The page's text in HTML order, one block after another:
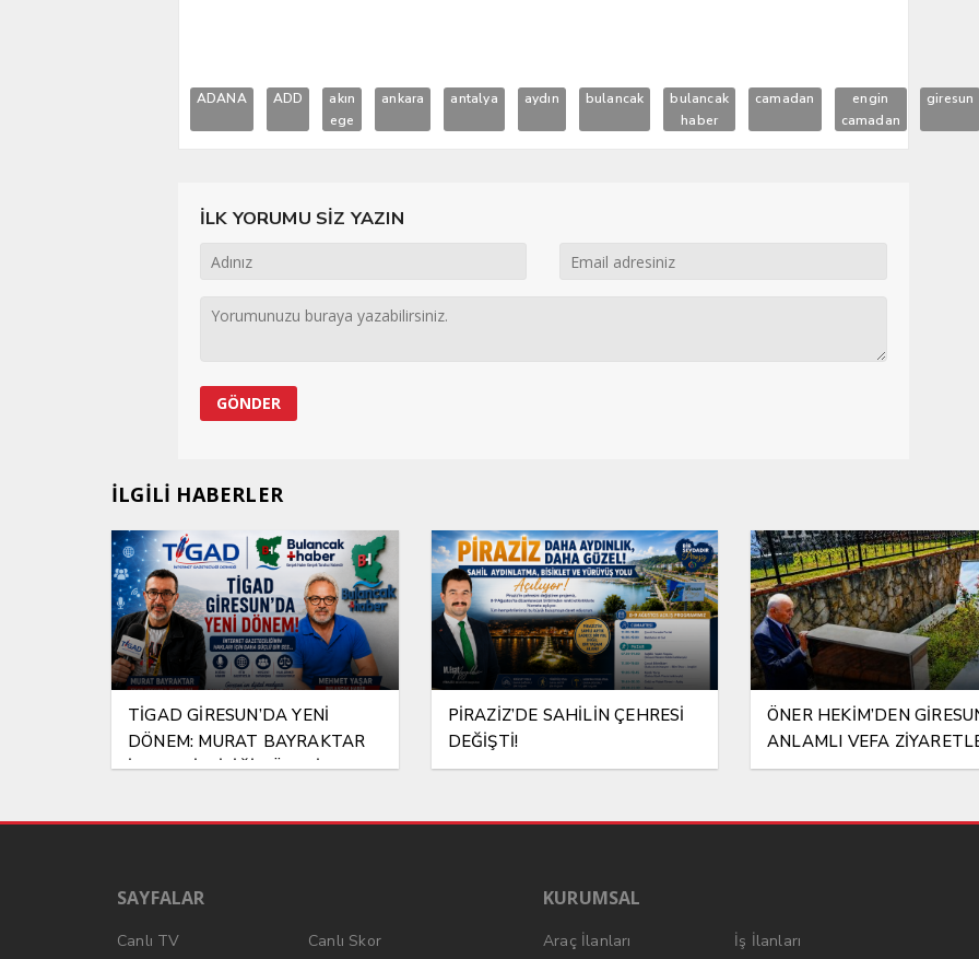
ADANA ADD
akın
ege
ankara antalya aydın bulancak
bulancak
haber
camadan
engin
camadan
giresun
İLK YORUMU SİZ YAZIN
İLGİLİ HABERLER
TİGAD GİRESUN’DA YENİ
DÖNEM: MURAT BAYRAKTAR
İL TEMSİLCİLİĞİ GÖREVİNE
PİRAZİZ’DE SAHİLİN ÇEHRESİ
DEĞİŞTİ!
ÖNER HEKİM’DEN
ANLAMLI VEFA
SAYFALAR
Canlı TV Canlı Skor
KURUMSAL
Araç İlanları İş İlanları